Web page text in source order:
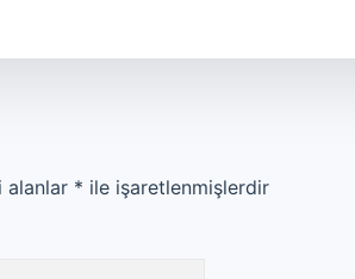
alanlar * ile işaretlenmişlerdir